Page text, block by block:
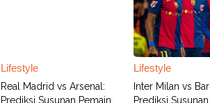
Lifestyle
Real Madrid vs Arsenal:
Prediksi Susunan Pemain,
Lifestyle
Inter Milan vs
Prediksi Susunan